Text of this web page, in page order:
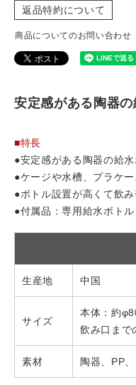
返品特約について
商品についてのお問い合わせ
安定感がある陶器
■特長
●安定感がある陶器の給水
●ケージや水槽、プラケ
●ボトル設置が高くて飲
●付属品：専用給水ボトル
生産地 中国
サイズ
本体：約
飲み口まで
素材 陶器、PP